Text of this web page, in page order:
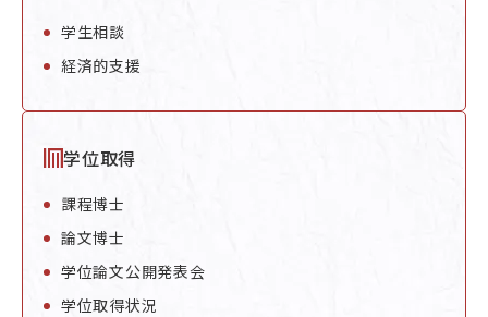
学生相談
経済的支援
学位取得
課程博士
論文博士
学位論文公開発表会
学位取得状況